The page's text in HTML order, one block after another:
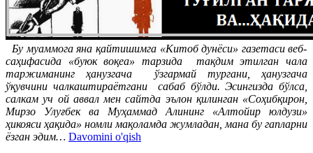
Бу муаммога яна қайтишимга «Китоб дунёси» газетаси веб-
саҳифасида «буюк воқеа» тарзида тақдим этилган чала
таржиманинг ҳанузгача ўзгармай тургани, ҳанузгача
ўқувчини чалкаштираётгани сабаб бўлди. Эсингизда бўлса,
салкам уч ой аввал мен сайтда эълон қилинган «Соҳибқирон,
Мирзо Улуғбек ва Муҳаммад Алининг «Алтойир юлдузи»
ҳикояси ҳақида» номли мақоламда жумладан, мана бу гапларни
ёзган эдим… Davomini o'qish